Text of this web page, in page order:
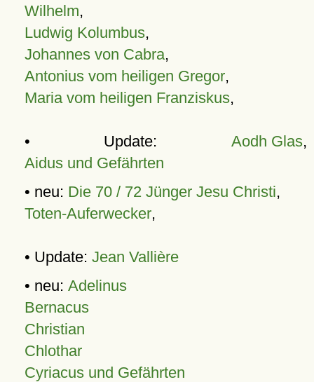
Wilhelm,
Ludwig Kolumbus,
Johannes von Cabra,
Antonius vom heiligen Gregor,
Maria vom heiligen Franziskus,
• Update: Aodh Glas,
Aidus und Gefährten
• neu: Die 70 / 72 Jünger Jesu Christi,
Toten-Auferwecker,
• Update: Jean Vallière
• neu: Adelinus
Bernacus
Christian
Chlothar
Cyriacus und Gefährten